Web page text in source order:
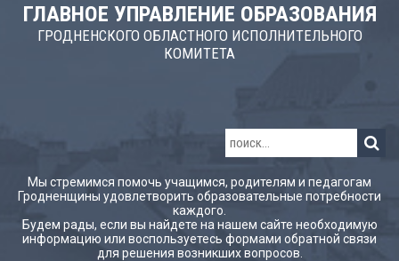
ГЛАВНОЕ УПРАВЛЕНИЕ ОБРАЗОВАНИЯ
ГРОДНЕНСКОГО ОБЛАСТНОГО ИСПОЛНИТЕЛЬНОГО
КОМИТЕТА
Мы стремимся помочь учащимся, родителям и педагогам
Гродненщины удовлетворить образовательные потребности
каждого.
Будем рады, если вы найдете на нашем сайте необходимую
информацию или воспользуетесь формами обратной связи
для решения возникших вопросов.